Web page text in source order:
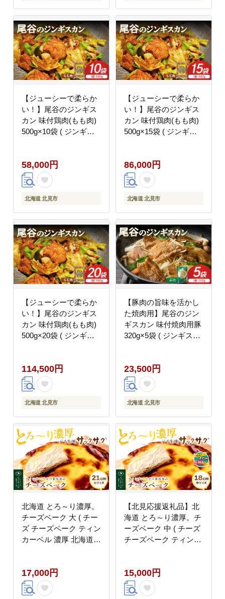
【ジューシーで柔らか
い！】尾谷のジンギス
カン 味付鶏肉(もも肉)
500g×10袋 ( ジンギス
0070】
58,000円
北海道 北見市
【ジューシーで柔らか
い！】尾谷のジンギス
カン 味付鶏肉(もも肉)
500g×15袋 ( ジンギス
0071】
86,000円
北海道 北見市
【ジューシーで柔らか
い！】尾谷のジンギス
カン 味付鶏肉(もも肉)
500g×20袋 ( ジンギス
0072】
114,500円
北海道 北見市
【豚肉の旨味を活かし
た焼肉用】尾谷のジン
ギスカン 味付焼肉用豚
320g×5袋 ( ジンギスカ
23,500円
北海道 北見市
北海道 とろ～り濃厚。
チーズベーク 大 ( チー
ズ チーズベーク ティン
カーベル 濃厚 北海道
お菓子 パイ生地 )
【051-0021】
17,000円
【北見応援返礼品】北
海道 とろ～り濃厚。チ
ーズベーク 中 ( チーズ
チーズベーク ティンカ
キ 北見市 スイーツ お
菓子 パイ生地 )【051-
0020-yell】
15,000円